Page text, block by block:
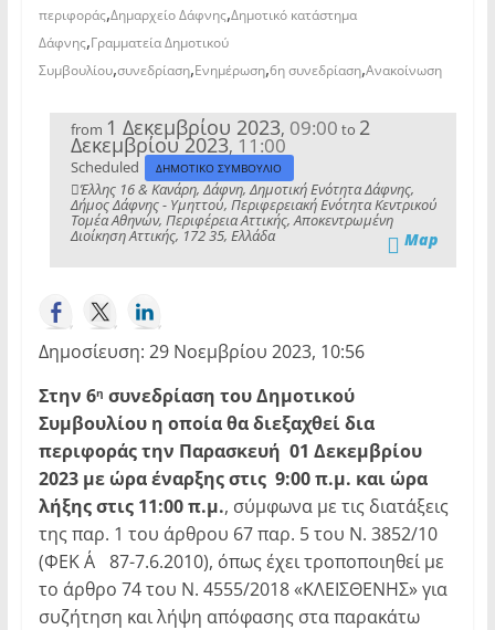
περιφοράς,Δημαρχείο Δάφνης,Δημοτικό κατάστημα
Δάφνης,Γραμματεία Δημοτικού
Συμβουλίου,συνεδρίαση,Ενημέρωση,6η συνεδρίαση,Ανακοίνωση
from 1 Δεκεμβρίου 2023, 09:00 to 2
Δεκεμβρίου 2023, 11:00
Scheduled ΔΗΜΟΤΙΚΟ ΣΥΜΒΟΥΛΙΟ
Έλλης 16 & Κανάρη, Δάφνη, Δημοτική Ενότητα Δάφνης,
Δήμος Δάφνης - Υμηττού, Περιφερειακή Ενότητα Κεντρικού
Τομέα Αθηνών, Περιφέρεια Αττικής, Αποκεντρωμένη
Διοίκηση Αττικής, 172 35, Ελλάδα Map
Δημοσίευση: 29 Νοεμβρίου 2023, 10:56
Στην 6η συνεδρίαση του Δημοτικού
Συμβουλίου η οποία θα διεξαχθεί δια
περιφοράς την Παρασκευή 01 Δεκεμβρίου
2023 με ώρα έναρξης στις 9:00 π.μ. και ώρα
λήξης στις 11:00 π.μ., σύμφωνα με τις διατάξεις
της παρ. 1 του άρθρου 67 παρ. 5 του Ν. 3852/10
(ΦΕΚ Α΄ 87-7.6.2010), όπως έχει τροποποιηθεί με
το άρθρο 74 του Ν. 4555/2018 «ΚΛΕΙΣΘΕΝΗΣ» για
συζήτηση και λήψη απόφασης στα παρακάτω